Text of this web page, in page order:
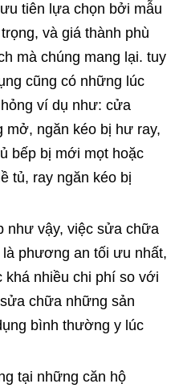
tiên lựa chọn bởi mẫu
và giá thành phù
mà chúng mang lại. tuy
cũng có những lúc
ví dụ như: cửa
mở, ngăn kéo bị hư ray,
bếp bị mới mọt hoặc
tủ, ray ngăn kéo bị
như vậy, việc sửa chữa
phương an tối ưu nhất,
nhiều chi phí so với
chữa những sản
bình thường y lúc
tại những căn hộ